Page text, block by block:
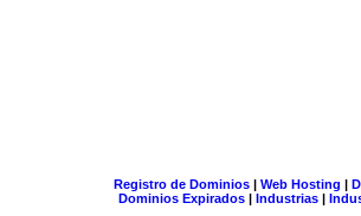
Registro de Dominios| Web Hosting |
Dominios Expirados | Industrias |